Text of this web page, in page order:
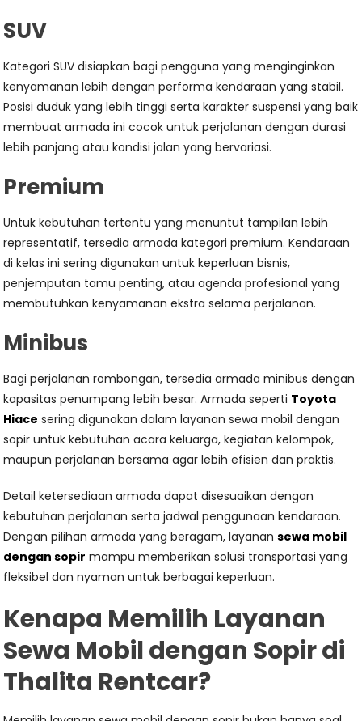
SUV
Kategori SUV disiapkan bagi pengguna yang menginginkan
kenyamanan lebih dengan performa kendaraan yang stabil.
Posisi duduk yang lebih tinggi serta karakter suspensi yang baik
membuat armada ini cocok untuk perjalanan dengan durasi
lebih panjang atau kondisi jalan yang bervariasi.
Premium
Untuk kebutuhan tertentu yang menuntut tampilan lebih
representatif, tersedia armada kategori premium. Kendaraan
di kelas ini sering digunakan untuk keperluan bisnis,
penjemputan tamu penting, atau agenda profesional yang
membutuhkan kenyamanan ekstra selama perjalanan.
Minibus
Bagi perjalanan rombongan, tersedia armada minibus dengan
kapasitas penumpang lebih besar. Armada seperti Toyota
Hiace sering digunakan dalam layanan sewa mobil dengan
sopir untuk kebutuhan acara keluarga, kegiatan kelompok,
maupun perjalanan bersama agar lebih efisien dan praktis.
Detail ketersediaan armada dapat disesuaikan dengan
kebutuhan perjalanan serta jadwal penggunaan kendaraan.
Dengan pilihan armada yang beragam, layanansewa mobil
dengan sopir mampu memberikan solusi transportasi yang
fleksibel dan nyaman untuk berbagai keperluan.
Kenapa Memilih Layanan
Sewa Mobil dengan Sopir di
Thalita Rentcar?